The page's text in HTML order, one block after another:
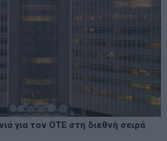
για τον ΟΤΕ στη διεθνή σειρά